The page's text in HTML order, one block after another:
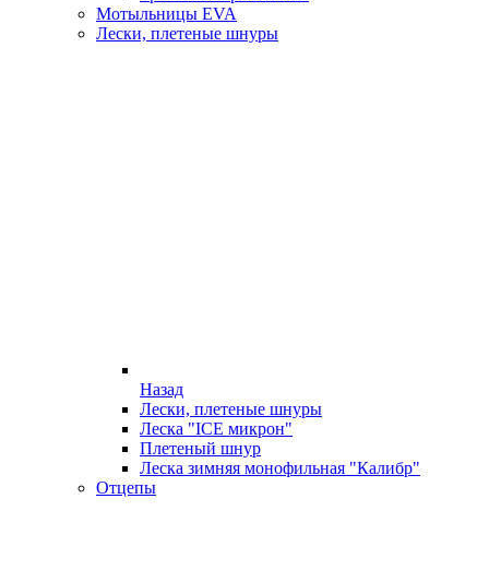
Мотыльницы EVA
Лески, плетеные шнуры
Назад
Лески, плетеные шнуры
Леска "ICE микрон"
Плетеный шнур
Леска зимняя монофильная "Калибр"
Отцепы